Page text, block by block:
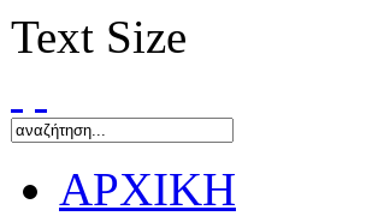
Text Size
ΑΡΧΙΚΗ